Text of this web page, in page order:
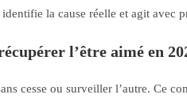
la cause réelle et agit avec
l’être aimé en
cesse ou surveiller l’autre. Ce